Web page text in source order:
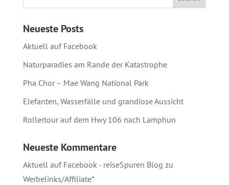
Neueste Posts
Aktuell auf Facebook
Naturparadies am Rande der Katastrophe
Pha Chor – Mae Wang National Park
Elefanten, Wasserfälle und grandiose Aussicht
Rollertour auf dem Hwy 106 nach Lamphun
Neueste Kommentare
Aktuell auf Facebook - reiseSpuren Blog zu
Werbelinks/Affiliate*